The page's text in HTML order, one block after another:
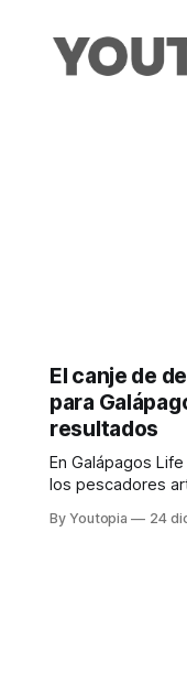
El canje de
para
resultados
En Galápagos
los pescadores
entre otras. Se
By Youtopia 24